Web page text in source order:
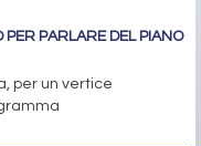
PER PARLARE DEL PIANO
per un vertice